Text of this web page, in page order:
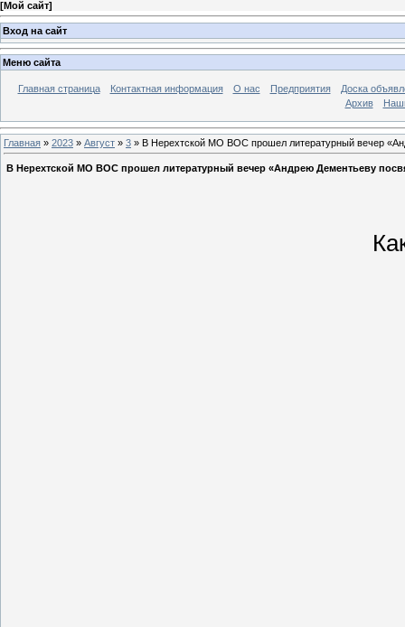
[Мой сайт]
Вход на сайт
Меню сайта
Главная страница Контактная информация О нас Предприятия
Доска
Архив
Главная » 2023 » Август » 3 » В Нерехтской МО ВОС прошел литературный вечер
В Нерехтской МО ВОС прошел литературный вечер «Андрею Дементьеву